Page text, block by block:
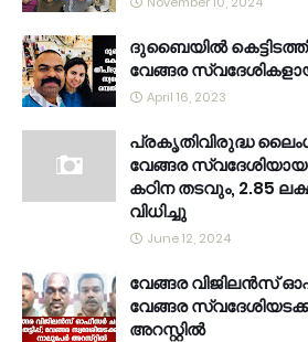
ദുബൈയിൽ
വേങ്ങര
April 16, 2023
പ്രകൃതിവിരുദ്ധ
വേങ്ങര സ്വദേശിയായ
കഠിന തടവും, 2.85
വിധിച്ചു
June 12, 2024
വേങ്ങര വിജിലൻസ്
വേങ്ങര
അറസ്റ്റിൽ